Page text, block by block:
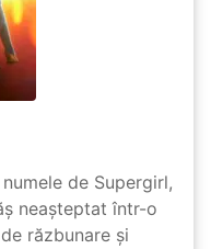
de Supergirl,
neașteptat într-o
răzbunare și